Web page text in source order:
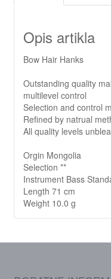
Opis artikla
Bow Hair Hanks
Outstanding quality
multilevel control
Selection and control
Refined by natrual
All quality levels
Orgin Mongolia
Selection **
Instrument Bass
Length 71 cm
Weight 10.0 g